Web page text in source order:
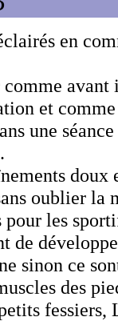
en
avant
et
une
doux
oublier la
les
de
sinon ce
des
fessiers,